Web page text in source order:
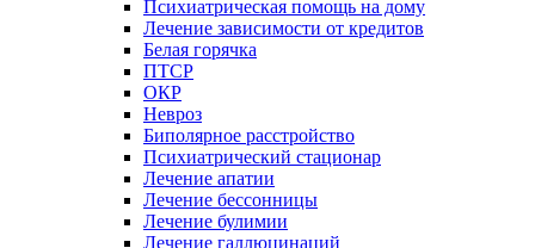
Психиатрическая помощь на дому
Лечение зависимости от кредитов
Белая горячка
ПТСР
ОКР
Невроз
Биполярное расстройство
Психиатрический стационар
Лечение апатии
Лечение бессонницы
Лечение булимии
Лечение галлюцинаций